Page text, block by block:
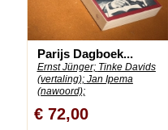
Parijs Dagboek...
Ernst Jünger; Tinke Davids
(vertaling); Jan Ipema
(nawoord);
€ 72,00